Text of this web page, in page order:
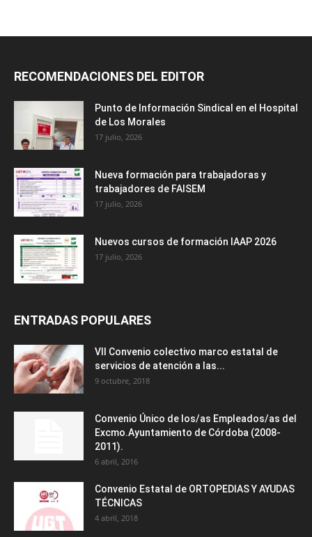
RECOMENDACIONES DEL EDITOR
Punto de Información Sindical en el Hospital
de Los Morales
17 julio, 2026
Nueva formación para trabajadoras y
trabajadores de FAISEM
17 julio, 2026
Nuevos cursos de formación IAAP 2026
17 julio, 2026
ENTRADAS POPULARES
VII Convenio colectivo marco estatal de
servicios de atención a las...
9 octubre, 2018
Convenio Único de los/as Empleados/as del
Excmo.Ayuntamiento de Córdoba (2008-
2011).
6 abril, 2016
Convenio Estatal de ORTOPEDIAS Y AYUDAS
TÉCNICAS
4 abril, 2018